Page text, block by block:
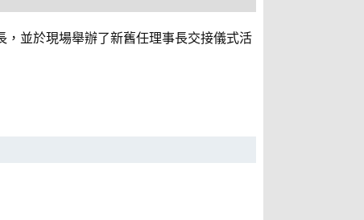
並於現場舉辦了新舊任理事長交接儀式活